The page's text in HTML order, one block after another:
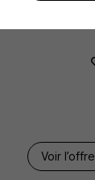
Voir l’offre